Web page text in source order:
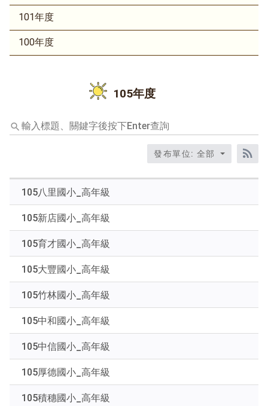
101年度
100年度
105年度
輸
入
下
Enter
查
發布單位: 全部
105八里國小_高年級
105新店國小_高年級
105育才國小_高年級
105大豐國小_高年級
105竹林國小_高年級
105中和國小_高年級
105中信國小_高年級
105厚德國小_高年級
105積穗國小_高年級